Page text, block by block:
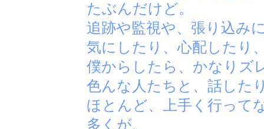
たぶんだけど。
追跡や監視や、張り込み
気にしたり、心配したり
僕からしたら、かなりズ
色んな人たちと、話した
ほとんど、上手く行って
多くが、